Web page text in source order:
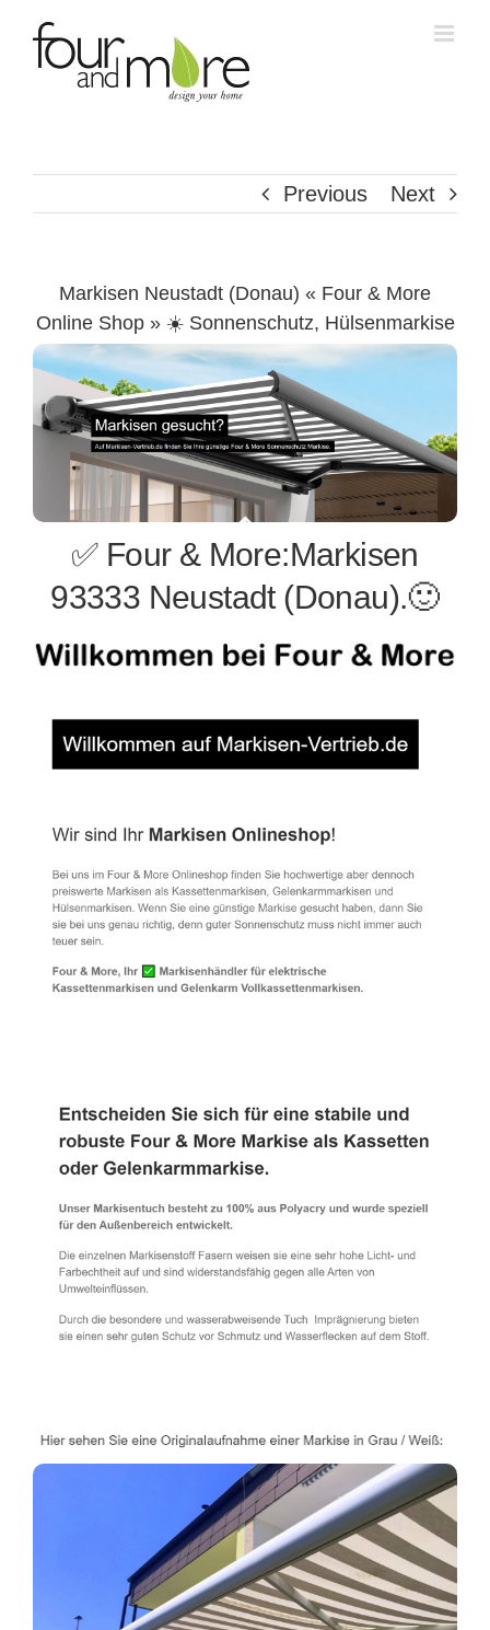
Previous Next
Markisen Neustadt (Donau) « Four & More
Online Shop » ☀️ Sonnenschutz, Hülsenmarkise
✅ Four & More:Markisen
93333 Neustadt (Donau).🙂